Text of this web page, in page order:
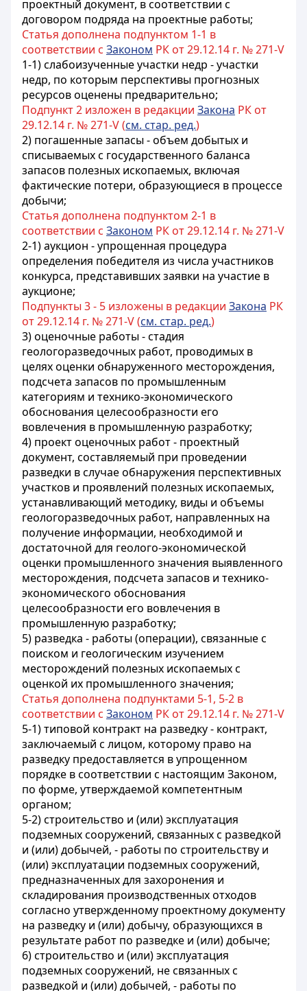
проектный документ, в соответствии с
договором подряда на проектные работы;
Статья дополнена подпунктом 1-1 в
соответствии с Законом РК от 29.12.14 г. № 271-V
1-1) слабоизученные участки недр - участки
недр, по которым перспективы прогнозных
ресурсов оценены предварительно;
Подпункт 2 изложен в редакции Закона РК от
29.12.14 г. № 271-V (см. стар. ред.)
2) погашенные запасы - объем добытых и
списываемых с государственного баланса
запасов полезных ископаемых, включая
фактические потери, образующиеся в процессе
добычи;
Статья дополнена подпунктом 2-1 в
соответствии с Законом РК от 29.12.14 г. № 271-V
2-1) аукцион - упрощенная процедура
определения победителя из числа участников
конкурса, представивших заявки на участие в
аукционе;
Подпункты 3 - 5 изложены в редакции Закона РК
от 29.12.14 г. № 271-V (см. стар. ред.)
3) оценочные работы - стадия
геологоразведочных работ, проводимых в
целях оценки обнаруженного месторождения,
подсчета запасов по промышленным
категориям и технико-экономического
обоснования целесообразности его
вовлечения в промышленную разработку;
4) проект оценочных работ - проектный
документ, составляемый при проведении
разведки в случае обнаружения перспективных
участков и проявлений полезных ископаемых,
устанавливающий методику, виды и объемы
геологоразведочных работ, направленных на
получение информации, необходимой и
достаточной для геолого-экономической
оценки промышленного значения выявленного
месторождения, подсчета запасов и технико-
экономического обоснования
целесообразности его вовлечения в
промышленную разработку;
5) разведка - работы (операции), связанные с
поиском и геологическим изучением
месторождений полезных ископаемых с
оценкой их промышленного значения;
Статья дополнена подпунктами 5-1, 5-2 в
соответствии с Законом РК от 29.12.14 г. № 271-V
5-1) типовой контракт на разведку - контракт,
заключаемый с лицом, которому право на
разведку предоставляется в упрощенном
порядке в соответствии с настоящим Законом,
по форме, утверждаемой компетентным
органом;
5-2) строительство и (или) эксплуатация
подземных сооружений, связанных с разведкой
и (или) добычей, - работы по строительству и
(или) эксплуатации подземных сооружений,
предназначенных для захоронения и
складирования производственных отходов
согласно утвержденному проектному документу
на разведку и (или) добычу, образующихся в
результате работ по разведке и (или) добыче;
6) строительство и (или) эксплуатация
подземных сооружений, не связанных с
разведкой и (или) добычей, - работы по